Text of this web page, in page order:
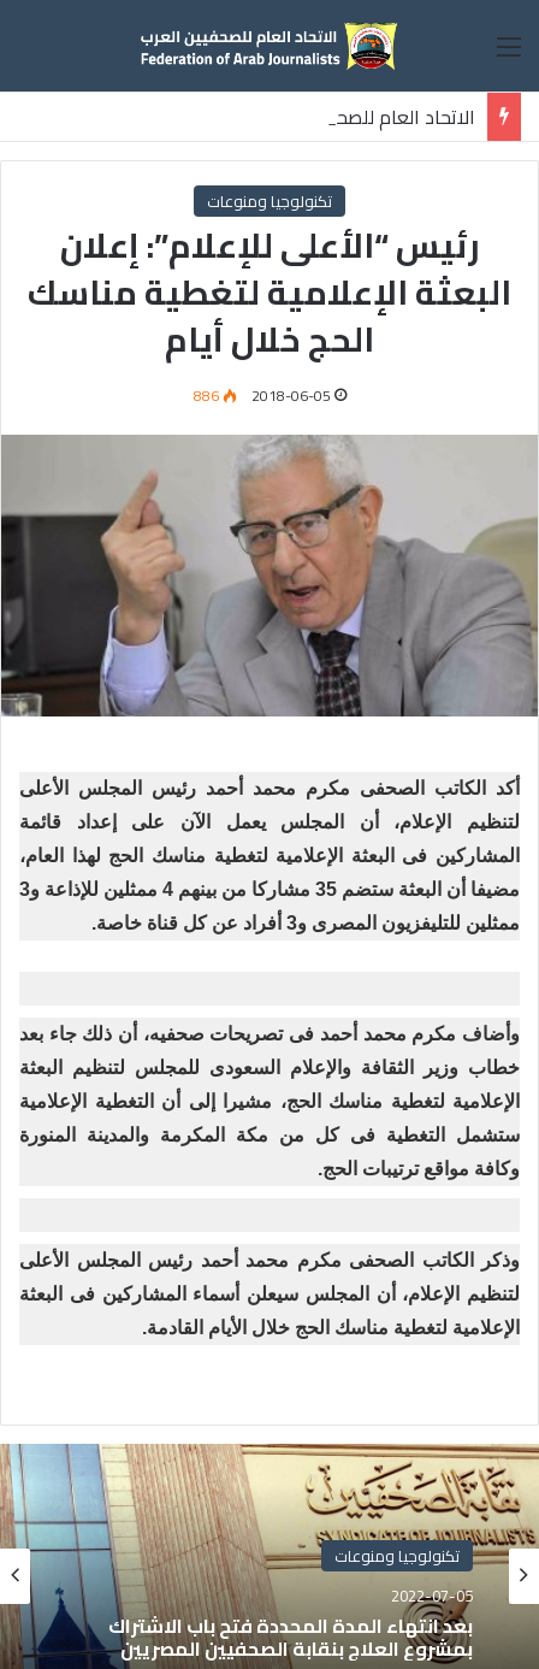
القائمة
تكنولوجيا ومنوعات
رئيس “الأعلى للإعلام”: إعلان
البعثة الإعلامية لتغطية مناسك
الحج خلال أيام
2018-06-05
886
أكد الكاتب الصحفى مكرم محمد أحمد رئيس المجلس الأعلى
لتنظيم الإعلام، أن المجلس يعمل الآن على إعداد قائمة
المشاركين فى البعثة الإعلامية لتغطية مناسك الحج لهذا العام،
مضيفا أن البعثة ستضم 35 مشاركا من بينهم 4 ممثلين للإذاعة و3
ممثلين للتليفزيون المصرى و3 أفراد عن كل قناة خاصة.
وأضاف مكرم محمد أحمد فى تصريحات صحفيه، أن ذلك جاء بعد
خطاب وزير الثقافة والإعلام السعودى للمجلس لتنظيم البعثة
الإعلامية لتغطية مناسك الحج، مشيرا إلى أن التغطية الإعلامية
ستشمل التغطية فى كل من مكة المكرمة والمدينة المنورة
وكافة مواقع ترتيبات الحج.
وذكر الكاتب الصحفى مكرم محمد أحمد رئيس المجلس الأعلى
لتنظيم الإعلام، أن المجلس سيعلن أسماء المشاركين فى البعثة
الإعلامية لتغطية مناسك الحج خلال الأيام القادمة.
تكنولوجيا ومنوعات
2022-07-05
بعد انتهاء المدة المحددة فتح باب الاشتراك
بمشروع العلاج بنقابة الصحفيين المصريين